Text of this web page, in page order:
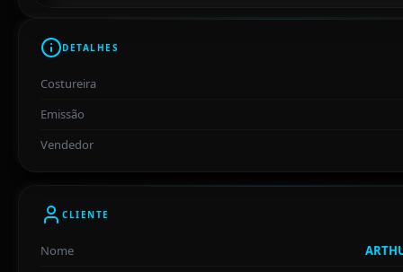
DETALHES
Costureira
Emissão
Vendedor
CLIENTE
Nome